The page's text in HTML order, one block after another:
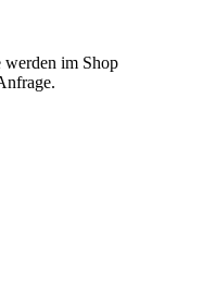
werden im Shop